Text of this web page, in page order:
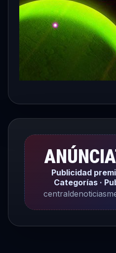
Publicidad
Categorías ·